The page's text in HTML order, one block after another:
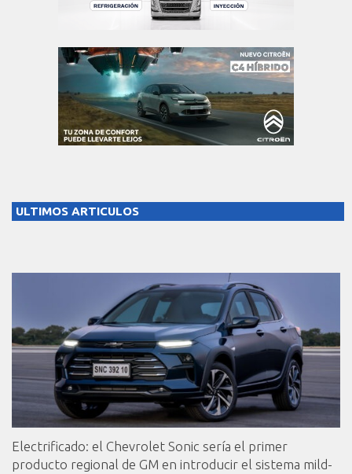
ULTIMOS ARTICULOS
Electrificado: el Chevrolet Sonic sería el primer
producto regional de GM en introducir el sistema mild-